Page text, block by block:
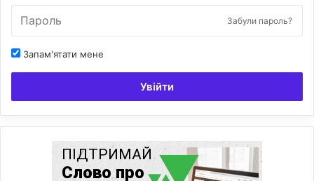
Забули пароль?
Запам'ятати мене
Увійти